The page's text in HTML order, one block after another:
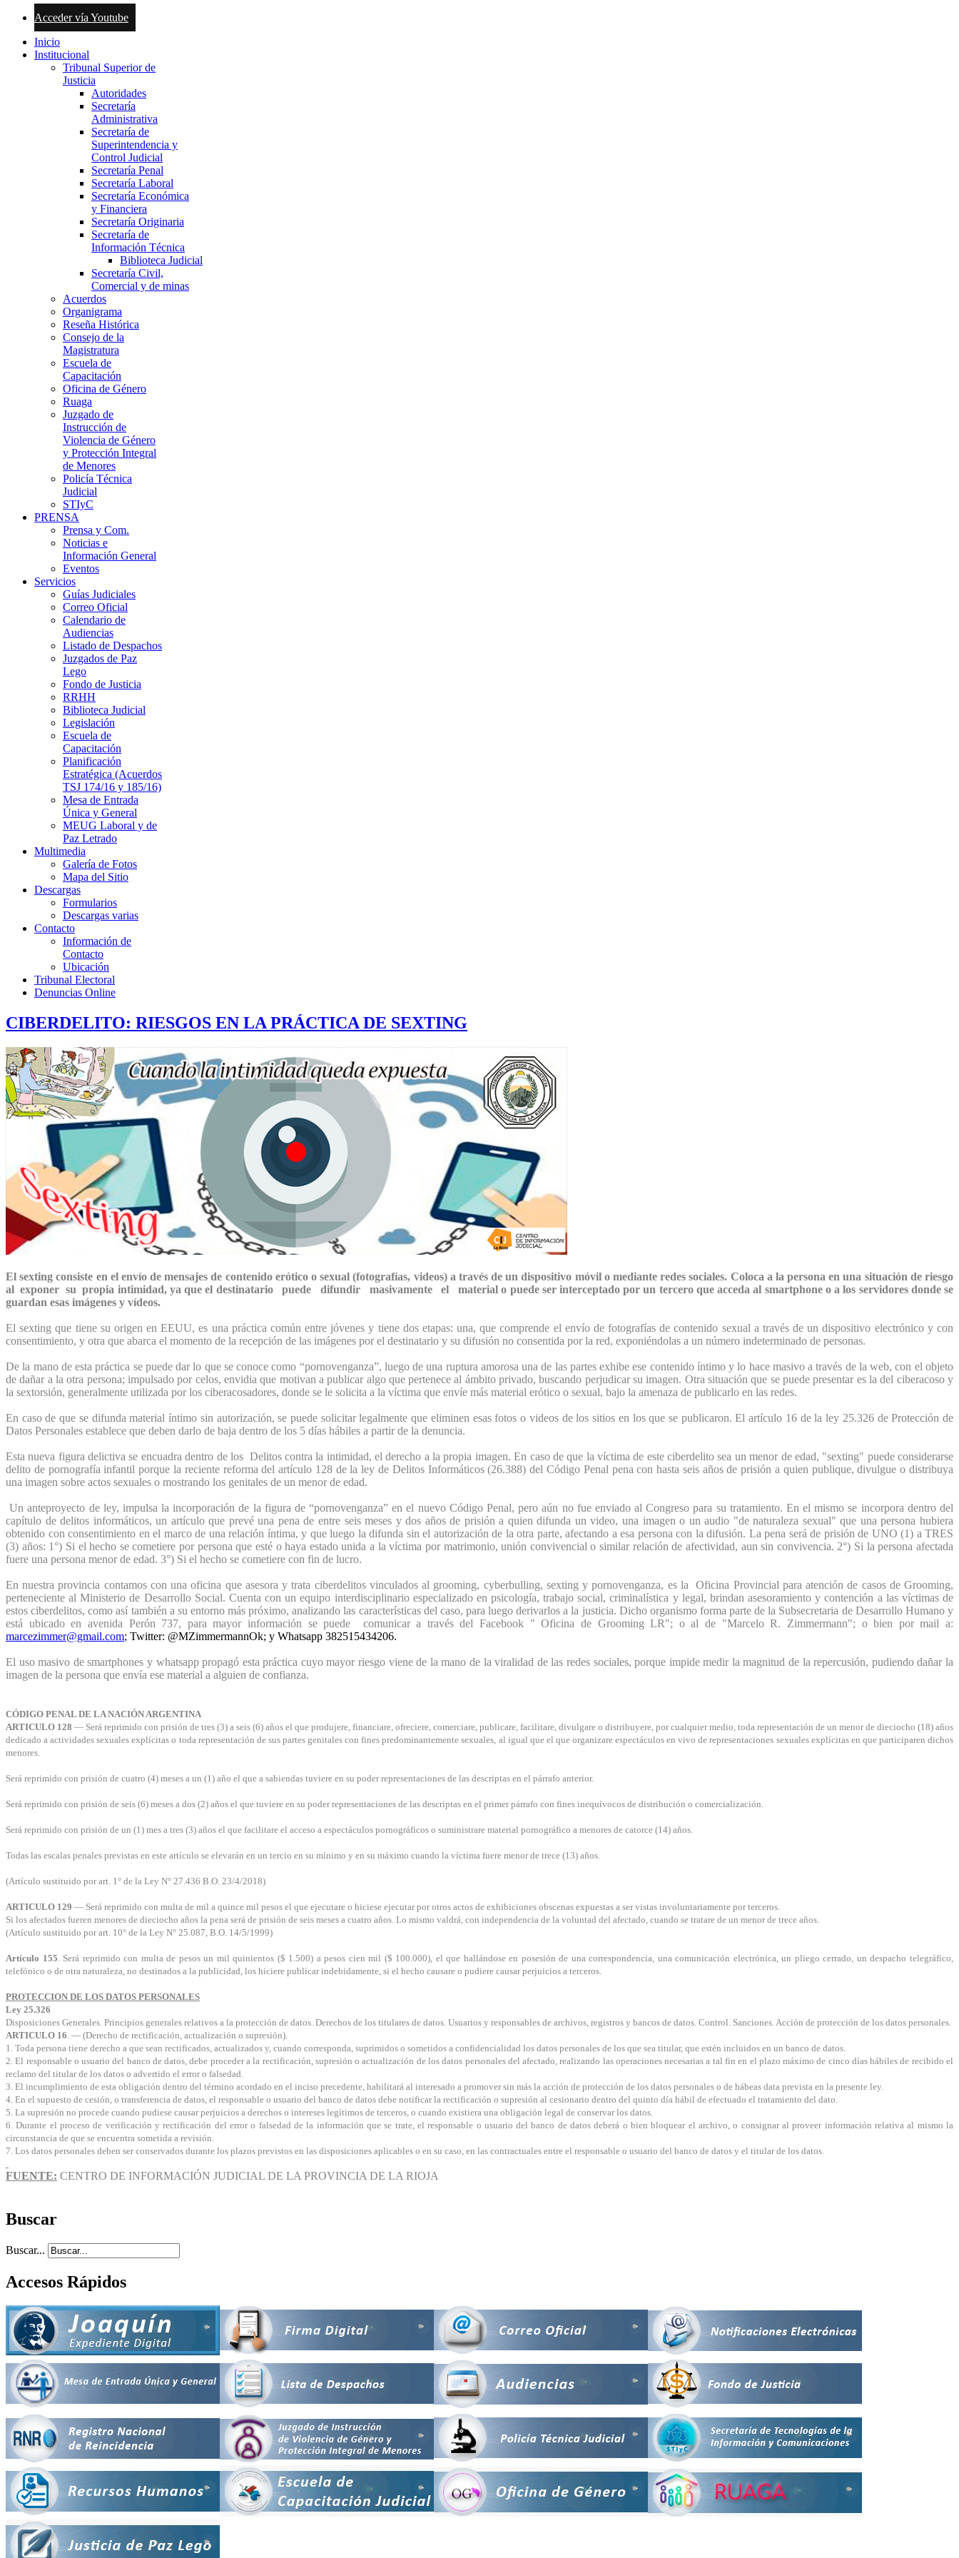
Acceder vía Youtube
Inicio
Institucional
Tribunal Superior de
Justicia
Autoridades
Secretaría
Administrativa
Secretaría de
Superintendencia y
Control Judicial
Secretaría Penal
Secretaría Laboral
Secretaría Económica
y Financiera
Secretaría Originaria
Secretaría de
Información Técnica
Biblioteca Judicial
Secretaría Civil,
Comercial y de minas
Acuerdos
Organigrama
Reseña Histórica
Consejo de la
Magistratura
Escuela de
Capacitación
Oficina de Género
Ruaga
Juzgado de
Instrucción de
Violencia de Género
y Protección Integral
de Menores
Policía Técnica
Judicial
STIyC
PRENSA
Prensa y Com.
Noticias e
Información General
Eventos
Servicios
Guías Judiciales
Correo Oficial
Calendario de
Audiencias
Listado de Despachos
Juzgados de Paz
Lego
Fondo de Justicia
RRHH
Biblioteca Judicial
Legislación
Escuela de
Capacitación
Planificación
Estratégica (Acuerdos
TSJ 174/16 y 185/16)
Mesa de Entrada
Única y General
MEUG Laboral y de
Paz Letrado
Multimedia
Galería de Fotos
Mapa del Sitio
Descargas
Formularios
Descargas varias
Contacto
Información de
Contacto
Ubicación
Tribunal Electoral
Denuncias Online
CIBERDELITO: RIESGOS EN LA PRÁCTICA DE SEXTING
El sexting consiste en el envío de mensajes de contenido erótico o sexual (fotografías, videos) a través de un dispositivo móvil o mediante redes sociales. Coloca a la persona en una situación de riesgo
al exponer su propia intimidad, ya que el destinatario puede difundir masivamente el material o puede ser interceptado por un tercero que acceda al smartphone o a los servidores donde se
guardan esas imágenes y vídeos.
El sexting que tiene su origen en EEUU, es una práctica común entre jóvenes y tiene dos etapas: una, que comprende el envío de fotografías de contenido sexual a través de un dispositivo electrónico y con
consentimiento, y otra que abarca el momento de la recepción de las imágenes por el destinatario y su difusión no consentida por la red, exponiéndolas a un número indeterminado de personas.
De la mano de esta práctica se puede dar lo que se conoce como “pornovenganza”, luego de una ruptura amorosa una de las partes exhibe ese contenido íntimo y lo hace masivo a través de la web, con el objeto
de dañar a la otra persona; impulsado por celos, envidia que motivan a publicar algo que pertenece al ámbito privado, buscando perjudicar su imagen. Otra situación que se puede presentar es la del ciberacoso y
la sextorsión, generalmente utilizada por los ciberacosadores, donde se le solicita a la víctima que envíe más material erótico o sexual, bajo la amenaza de publicarlo en las redes.
En caso de que se difunda material íntimo sin autorización, se puede solicitar legalmente que eliminen esas fotos o videos de los sitios en los que se publicaron. El artículo 16 de la ley 25.326 de Protección de
Datos Personales establece que deben darlo de baja dentro de los 5 días hábiles a partir de la denuncia.
Esta nueva figura delictiva se encuadra dentro de los Delitos contra la intimidad, el derecho a la propia imagen. En caso de que la víctima de este ciberdelito sea un menor de edad, "sexting" puede considerarse
delito de pornografía infantil porque la reciente reforma del artículo 128 de la ley de Delitos Informáticos (26.388) del Código Penal pena con hasta seis años de prisión a quien publique, divulgue o distribuya
una imagen sobre actos sexuales o mostrando los genitales de un menor de edad.
Un anteproyecto de ley, impulsa la incorporación de la figura de “pornovenganza” en el nuevo Código Penal, pero aún no fue enviado al Congreso para su tratamiento. En el mismo se incorpora dentro del
capítulo de delitos informáticos, un artículo que prevé una pena de entre seis meses y dos años de prisión a quien difunda un video, una imagen o un audio "de naturaleza sexual" que una persona hubiera
obtenido con consentimiento en el marco de una relación íntima, y que luego la difunda sin el autorización de la otra parte, afectando a esa persona con la difusión. La pena será de prisión de UNO (1) a TRES
(3) años: 1°) Si el hecho se cometiere por persona que esté o haya estado unida a la víctima por matrimonio, unión convivencial o similar relación de afectividad, aun sin convivencia. 2°) Si la persona afectada
fuere una persona menor de edad. 3°) Si el hecho se cometiere con fin de lucro.
En nuestra provincia contamos con una oficina que asesora y trata ciberdelitos vinculados al grooming, cyberbulling, sexting y pornovenganza, es la Oficina Provincial para atención de casos de Grooming,
perteneciente al Ministerio de Desarrollo Social. Cuenta con un equipo interdisciplinario especializado en psicología, trabajo social, criminalística y legal, brindan asesoramiento y contención a las víctimas de
estos ciberdelitos, como así también a su entorno más próximo, analizando las características del caso, para luego derivarlos a la justicia. Dicho organismo forma parte de la Subsecretaria de Desarrollo Humano y
está ubicado en avenida Perón 737, para mayor información se puede comunicar a través del Facebook " Oficina de Grooming LR"; o al de "Marcelo R. Zimmermann"; o bien por mail a:
marcezimmer@gmail.com; Twitter: @MZimmermannOk; y Whatsapp 382515434206.
El uso masivo de smartphones y whatsapp propagó esta práctica cuyo mayor riesgo viene de la mano de la viralidad de las redes sociales, porque impide medir la magnitud de la repercusión, pudiendo dañar la
imagen de la persona que envía ese material a alguien de confianza.
CÓDIGO PENAL DE LA NACIÓN ARGENTINA
ARTICULO 128 — Será reprimido con prisión de tres (3) a seis (6) años el que produjere, financiare, ofreciere, comerciare, publicare, facilitare, divulgare o distribuyere, por cualquier medio, toda representación de un menor de dieciocho (18) años
dedicado a actividades sexuales explícitas o toda representación de sus partes genitales con fines predominantemente sexuales, al igual que el que organizare espectáculos en vivo de representaciones sexuales explícitas en que participaren dichos
menores.
Será reprimido con prisión de cuatro (4) meses a un (1) año el que a sabiendas tuviere en su poder representaciones de las descriptas en el párrafo anterior.
Será reprimido con prisión de seis (6) meses a dos (2) años el que tuviere en su poder representaciones de las descriptas en el primer párrafo con fines inequívocos de distribución o comercialización.
Será reprimido con prisión de un (1) mes a tres (3) años el que facilitare el acceso a espectáculos pornográficos o suministrare material pornográfico a menores de catorce (14) años.
Todas las escalas penales previstas en este artículo se elevarán en un tercio en su mínimo y en su máximo cuando la víctima fuere menor de trece (13) años.
(Artículo sustituido por art. 1° de la Ley N° 27.436 B.O. 23/4/2018)
ARTICULO 129 — Será reprimido con multa de mil a quince mil pesos el que ejecutare o hiciese ejecutar por otros actos de exhibiciones obscenas expuestas a ser vistas involuntariamente por terceros.
Si los afectados fueren menores de dieciocho años la pena será de prisión de seis meses a cuatro años. Lo mismo valdrá, con independencia de la voluntad del afectado, cuando se tratare de un menor de trece años.
(Artículo sustituido por art. 10° de la Ley N° 25.087, B.O. 14/5/1999)
Artículo 155 Será reprimido con multa de pesos un mil quinientos ($ 1.500) a pesos cien mil ($ 100.000), el que hallándose en posesión de una correspondencia, una comunicación electrónica, un pliego cerrado, un despacho telegráfico,
telefónico o de otra naturaleza, no destinados a la publicidad, los hiciere publicar indebidamente, si el hecho causare o pudiere causar perjuicios a terceros.
PROTECCION DE LOS DATOS PERSONALES
Ley 25.326
Disposiciones Generales. Principios generales relativos a la protección de datos. Derechos de los titulares de datos. Usuarios y responsables de archivos, registros y bancos de datos. Control. Sanciones. Acción de protección de los datos personales.
ARTICULO 16 . — (Derecho de rectificación, actualización o supresión).
1. Toda persona tiene derecho a que sean rectificados, actualizados y, cuando corresponda, suprimidos o sometidos a confidencialidad los datos personales de los que sea titular, que estén incluidos en un banco de datos.
2. El responsable o usuario del banco de datos, debe proceder a la rectificación, supresión o actualización de los datos personales del afectado, realizando las operaciones necesarias a tal fin en el plazo máximo de cinco días hábiles de recibido el
reclamo del titular de los datos o advertido el error o falsedad.
3. El incumplimiento de esta obligación dentro del término acordado en el inciso precedente, habilitará al interesado a promover sin más la acción de protección de los datos personales o de hábeas data prevista en la presente ley.
4. En el supuesto de cesión, o transferencia de datos, el responsable o usuario del banco de datos debe notificar la rectificación o supresión al cesionario dentro del quinto día hábil de efectuado el tratamiento del dato.
5. La supresión no procede cuando pudiese causar perjuicios a derechos o intereses legítimos de terceros, o cuando existiera una obligación legal de conservar los datos.
6. Durante el proceso de verificación y rectificación del error o falsedad de la información que se trate, el responsable o usuario del banco de datos deberá o bien bloquear el archivo, o consignar al proveer información relativa al mismo la
circunstancia de que se encuentra sometida a revisión.
7. Los datos personales deben ser conservados durante los plazos previstos en las disposiciones aplicables o en su caso, en las contractuales entre el responsable o usuario del banco de datos y el titular de los datos.
FUENTE: CENTRO DE INFORMACIÓN JUDICIAL DE LA PROVINCIA DE LA RIOJA
Buscar
Buscar...
Accesos Rápidos